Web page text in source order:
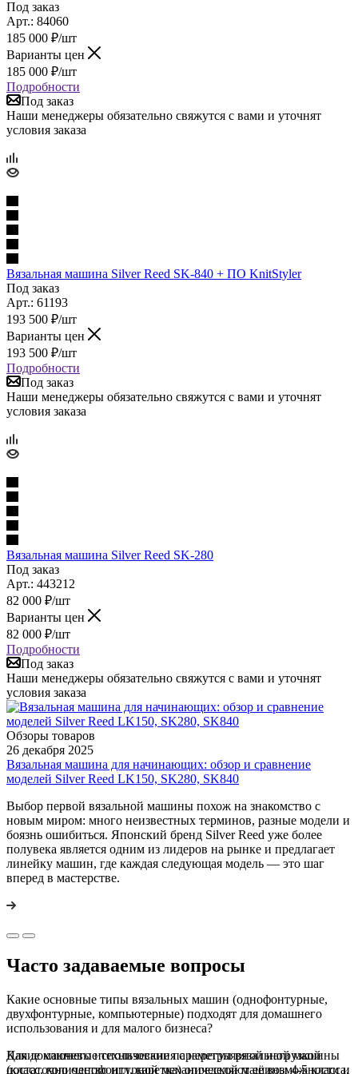
Под заказ
Арт.: 84060
185 000 ₽/шт
Варианты цен
185 000 ₽/шт
Подробности
Под заказ
Наши менеджеры обязательно свяжутся с вами и уточнят
условия заказа
Вязальная машина Silver Reed SK-840 + ПО KnitStyler
Под заказ
Арт.: 61193
193 500 ₽/шт
Варианты цен
193 500 ₽/шт
Подробности
Под заказ
Наши менеджеры обязательно свяжутся с вами и уточнят
условия заказа
Вязальная машина Silver Reed SK-280
Под заказ
Арт.: 443212
82 000 ₽/шт
Варианты цен
82 000 ₽/шт
Подробности
Под заказ
Наши менеджеры обязательно свяжутся с вами и уточнят
условия заказа
Обзоры товаров
26 декабря 2025
Вязальная машина для начинающих: обзор и сравнение
моделей Silver Reed LK150, SK280, SK840
Выбор первой вязальной машины похож на знакомство с
новым миром: много неизвестных терминов, разные модели и
боязнь ошибиться. Японский бренд Silver Reed уже более
полувека является одним из лидеров на рынке и предлагает
линейку машин, где каждая следующая модель — это шаг
вперед в мастерстве.
Часто задаваемые вопросы
Какие основные типы вязальных машин (однофонтурные,
двухфонтурные, компьютерные) подходят для домашнего
использования и для малого бизнеса?
Для домашнего использования с нерегулярной нагрузкой
достаточно однофонтурной механической машины 4-5 класса,
Какие ключевые технические параметры вязальной машины
(класс, количество игл, каретка) определяют её возможности и